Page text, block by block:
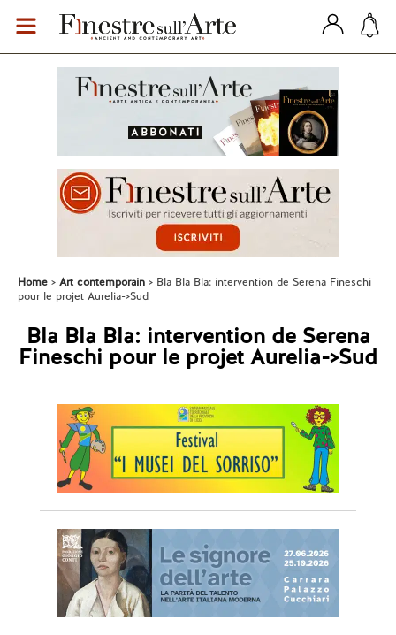
Home Art contemporain
Bla Bla Bla: intervention de Serena Fineschi
pour le projet Aurelia->Sud
Bla Bla Bla: intervention de Serena
Fineschi pour le projet Aurelia->Sud